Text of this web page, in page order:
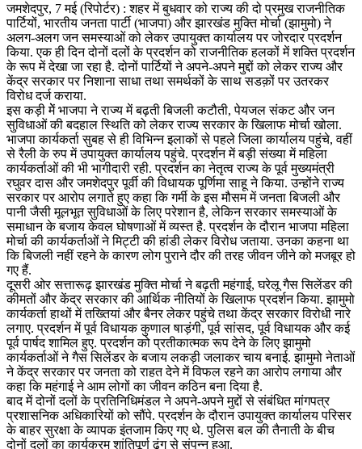
जमशेदपुर, 7 मई (रिपोर्टर) : शहर में बुधवार को राज्य की दो प्रमुख राजनीतिक
पार्टियों, भारतीय जनता पार्टी (भाजपा) और झारखंड मुक्ति मोर्चा (झामुमो) ने
अलग-अलग जन समस्याओं को लेकर उपायुक्त कार्यालय पर जोरदार प्रदर्शन
किया. एक ही दिन दोनों दलों के प्रदर्शन को राजनीतिक हलकों में शक्ति प्रदर्शन
के रूप में देखा जा रहा है. दोनों पार्टियों ने अपने-अपने मुद्दों को लेकर राज्य और
केंद्र सरकार पर निशाना साधा तथा समर्थकों के साथ सडक़ों पर उतरकर
विरोध दर्ज कराया.
इस कड़ी मेें भाजपा ने राज्य में बढ़ती बिजली कटौती, पेयजल संकट और जन
सुविधाओं की बदहाल स्थिति को लेकर राज्य सरकार के खिलाफ मोर्चा खोला.
भाजपा कार्यकर्ता सुबह से ही विभिन्न इलाकों से पहले जिला कार्यालय पहुंचे, वहीं
से रैली के रुप में उपायुक्त कार्यालय पहुंचे. प्रदर्शन में बड़ी संख्या में महिला
कार्यकर्ताओं की भी भागीदारी रही. प्रदर्शन का नेतृत्व राज्य के पूर्व मुख्यमंत्री
रघुवर दास और जमशेदपुर पूर्वी की विधायक पूर्णिमा साहू ने किया. उन्होंने राज्य
सरकार पर आरोप लगाते हुए कहा कि गर्मी के इस मौसम में जनता बिजली और
पानी जैसी मूलभूत सुविधाओं के लिए परेशान है, लेकिन सरकार समस्याओं के
समाधान के बजाय केवल घोषणाओं में व्यस्त है. प्रदर्शन के दौरान भाजपा महिला
मोर्चा की कार्यकर्ताओं ने मिट्टी की हांडी लेकर विरोध जताया. उनका कहना था
कि बिजली नहीं रहने के कारण लोग पुराने दौर की तरह जीवन जीने को मजबूर हो
गए हैं.
दूसरी ओर सत्तारूढ़ झारखंड मुक्ति मोर्चा ने बढ़ती महंगाई, घरेलू गैस सिलेंडर की
कीमतों और केंद्र सरकार की आर्थिक नीतियों के खिलाफ प्रदर्शन किया. झामुमो
कार्यकर्ता हाथों में तख्तियां और बैनर लेकर पहुंचे तथा केंद्र सरकार विरोधी नारे
लगाए. प्रदर्शन में पूर्व विधायक कुणाल षाड़ंगी, पूर्व सांसद, पूर्व विधायक और कई
पूर्व पार्षद शामिल हुए. प्रदर्शन को प्रतीकात्मक रूप देने के लिए झामुमो
कार्यकर्ताओं ने गैस सिलेंडर के बजाय लकड़ी जलाकर चाय बनाई. झामुमो नेताओं
ने केंद्र सरकार पर जनता को राहत देने में विफल रहने का आरोप लगाया और
कहा कि महंगाई ने आम लोगों का जीवन कठिन बना दिया है.
बाद में दोनों दलों के प्रतिनिधिमंडल ने अपने-अपने मुद्दों से संबंधित मांगपत्र
प्रशासनिक अधिकारियों को सौंपे. प्रदर्शन के दौरान उपायुक्त कार्यालय परिसर
के बाहर सुरक्षा के व्यापक इंतजाम किए गए थे. पुलिस बल की तैनाती के बीच
दोनों दलों का कार्यक्रम शांतिपूर्ण ढंग से संपन्न हुआ.